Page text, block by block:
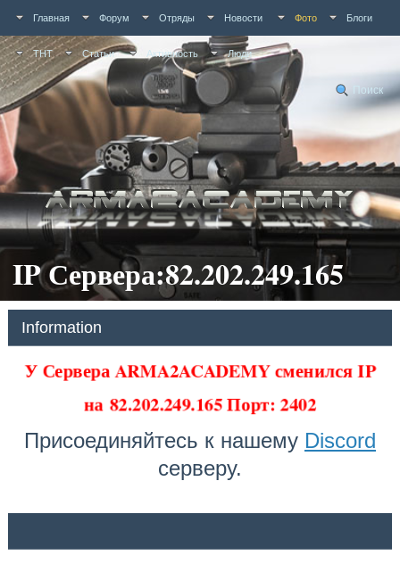
Главная Форум Отряды Новости Фото Блоги
ТНТ Статьи Активность Люди
Поиск
IP Сервера:82.202.249.165
Information
У Сервера ARMA2ACADEMY сменился IP
на82.202.249.165 Порт: 2402
Присоединяйтесь к нашему Discord
серверу.